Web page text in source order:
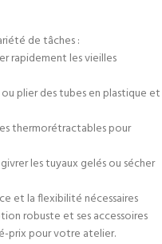
de tâches :
rapidement les vieilles
plier des tubes en plastique et
thermorétractables pour
les tuyaux gelés ou sécher
et la flexibilité nécessaires
robuste et ses accessoires
prix pour votre atelier.